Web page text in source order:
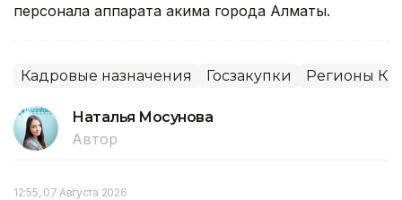
персонала аппарата акима города Алматы.
Кадровые назначения Госзакупки Регионы
Наталья Мосунова
Автор
12:55, 07 Августа 2026